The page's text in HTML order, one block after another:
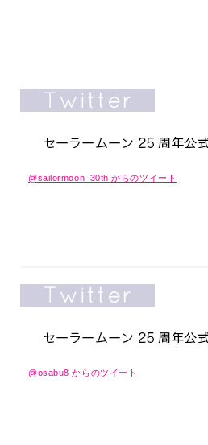
@sailormoon_30th からのツイート
@osabu8 からのツイート